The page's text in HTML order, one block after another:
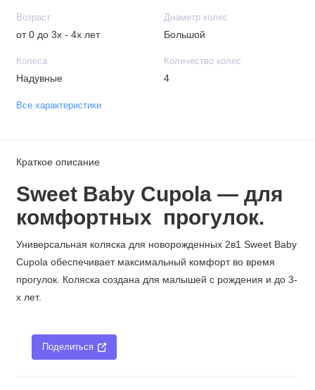
Возраст
от 0 до 3х - 4х лет
Диаметр колес
Большой
Колеса
Надувные
Количество колес
4
Все характеристики
Краткое описание
Sweet Baby Cupola — для
комфортных прогулок.
Универсальная коляска для новорожденных 2в1 Sweet Baby
Cupola обеспечивает максимальный комфорт во время
прогулок. Коляска создана для малышей с рождения и до 3-
х лет.
Поделиться